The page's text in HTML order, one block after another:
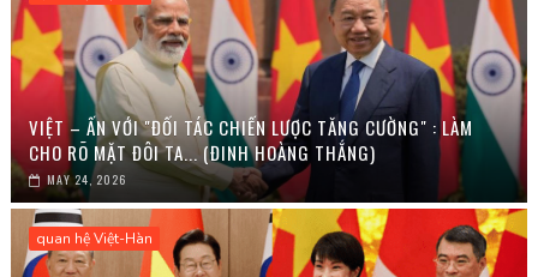
VIỆT – ẤN VỚI "ĐỐI TÁC CHIẾN LƯỢC TĂNG CƯỜNG" : LÀM
CHO RÕ MẶT ĐÔI TA... (ĐINH HOÀNG THẮNG)
MAY 24, 2026
quan hệ Việt-Hàn